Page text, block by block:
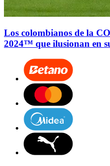
Los colombianos de la
2024™ que ilusionan en